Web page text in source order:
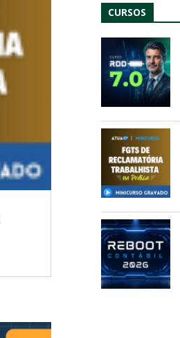
CURSOS